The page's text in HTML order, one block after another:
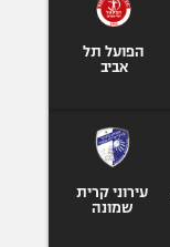
הפועל תל
אביב
עירוני קרית
שמונה